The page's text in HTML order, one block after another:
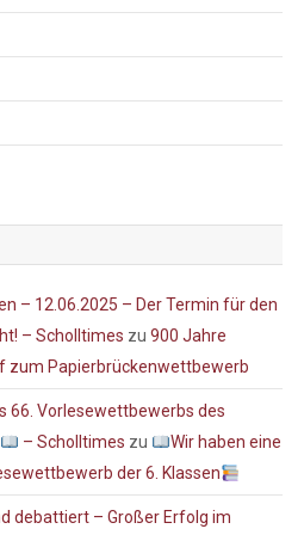
– 12.06.2025 – Der Termin für den
– Scholltimes zu 900 Jahre
zum Papierbrückenwettbewerb
66. Vorlesewettbewerbs des
– Scholltimes zu
Wir haben eine
der 6. Klassen
debattiert – Großer Erfolg im